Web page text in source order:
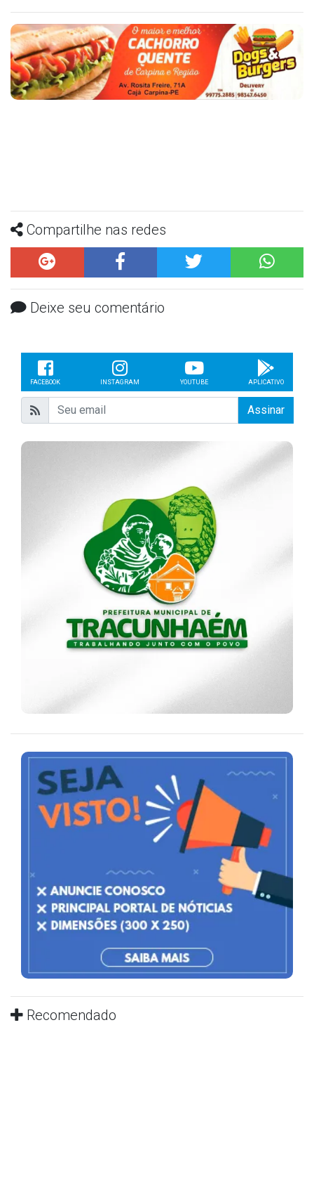
Compartilhe nas redes
Deixe seu comentário
FACEBOOK INSTAGRAM YOUTUBE APLICATIVO
Assinar
Recomendado